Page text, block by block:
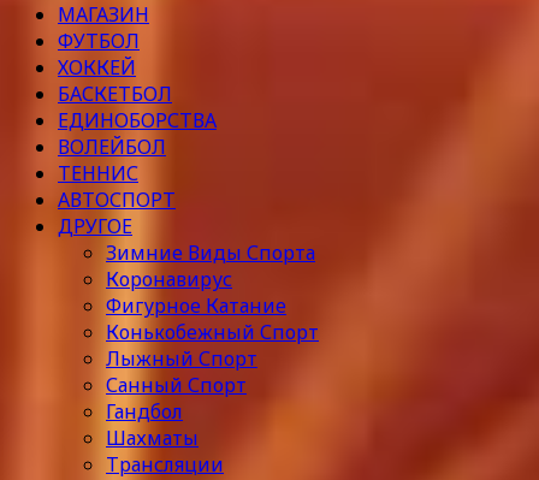
МАГАЗИН
ФУТБОЛ
ХОККЕЙ
БАСКЕТБОЛ
ЕДИНОБОРСТВА
ВОЛЕЙБОЛ
ТЕННИС
АВТОСПОРТ
ДРУГОЕ
Зимние Виды Спорта
Коронавирус
Фигурное Катание
Конькобежный Спорт
Лыжный Спорт
Санный Спорт
Гандбол
Шахматы
Трансляции